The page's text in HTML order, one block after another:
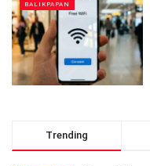
BALIKPAPAN
Trending